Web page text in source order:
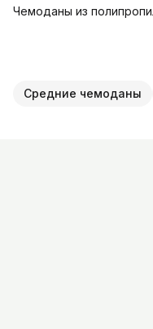
Чемоданы из
Средние чемоданы